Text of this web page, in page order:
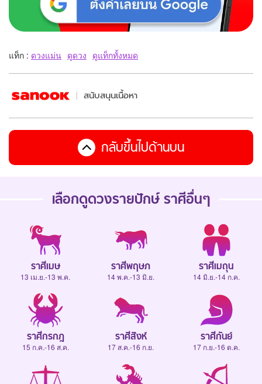
แท็ก : ดวงแม่น ดูดวง ดูแท็กทั้งหมด
สนับสนุนเนื้อหา
กลับขึ้นไปด้านบน
เลือกดูดวงรายปักษ์ราศีอื่นๆ
ราศีเมษ
13 เม.ย.-13 พ.ค.
ราศีพฤษภ
14 พ.ค.-13 มิ.ย.
ราศีเมถุน
14 มิ.ย.-14 ก.ค.
ราศีกรกฎ
15 ก.ค.-16 ส.ค.
ราศีสิงห์
17 ส.ค.-16 ก.ย.
ราศีกันย์
17 ก.ย.-16 ต.ค.